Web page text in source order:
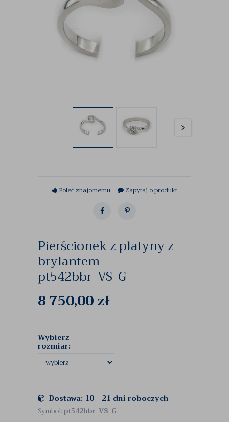
Poleć znajomemu Zapytaj o produkt
Pierścionek z platyny z
brylantem -
pt542bbr_VS_G
8 750,00zł
Wybierz
rozmiar:
Dostawa: 10 - 21 dni roboczych
Symbol:pt542bbr_VS_G